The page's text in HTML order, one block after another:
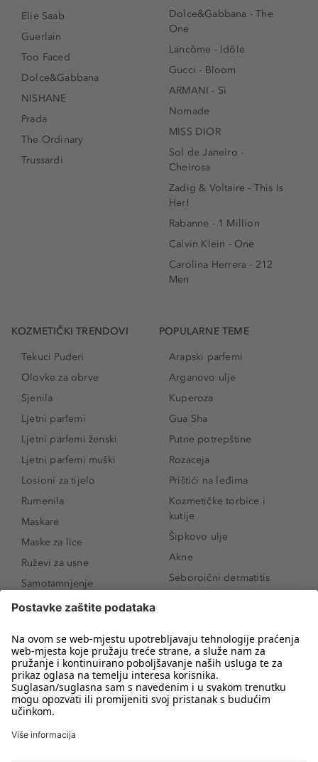
Elie Saab
Guerlain
Too Faced
Dolce&Gabbana
NISHANE
Prada
The Ordinary
Trussardi
Dolce&Gabbana - The
One
Lancôme - Idôle
Gucci - Bloom
ARMANI - Sì
Nomade
MISS DIOR
Sol de Janeiro -
Cheirosa
Zadig & Voltaire - This Is
Her!
Rabanne - 1 Million
Calvin Klein - One
Carolina Herrera - 212
Men
KOZMETIČKI TRENDOVI
Tekuci Puderi
Olovke za obrve
Sjenila
Ljetni parfemi
Ljetni parfemi ženski
Ljetni parfemi muški
Losioni za tijelo
Rumenila
Maskare
Maske za lice
Ruževi za usne
Samotamnjenje
Puderi
Proizvodi za obrve
Sunce i zaštita
Serumi za lice
Proizvodi za čišćenje lica
POPULARNE TEME
Arapski parfemi
Arganovo ulje
Kuperoza
Gua Sha
Putne potrepštine
Rozaceja
Prištići na leđima
Kozmetičke torbice i
kutije
Šipkovo ulje
Akne
Seboroični dermatitis
Novo
Koji mi parfem
odgovara?
Kako našminkati oči da